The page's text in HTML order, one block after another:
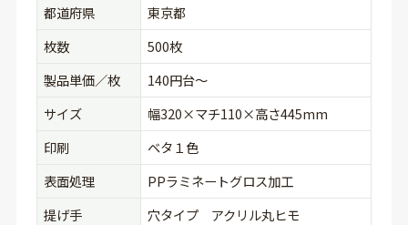
都道府県
東京都
枚数
500枚
製品単価／枚
140円台〜
サイズ
幅320×マチ110×高さ445mm
印刷
ベタ１色
表面処理
PPラミネートグロス加工
提げ手
穴タイプ アクリル丸ヒモ